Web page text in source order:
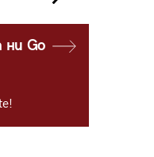
ни Go